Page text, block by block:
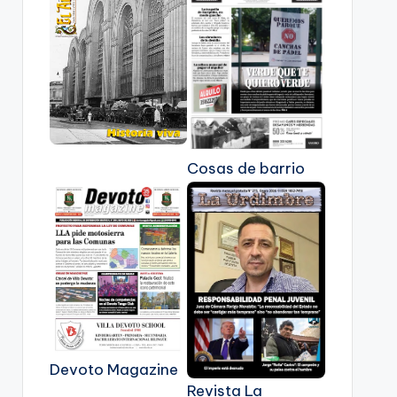
Cosas de barrio
Devoto Magazine
Revista La